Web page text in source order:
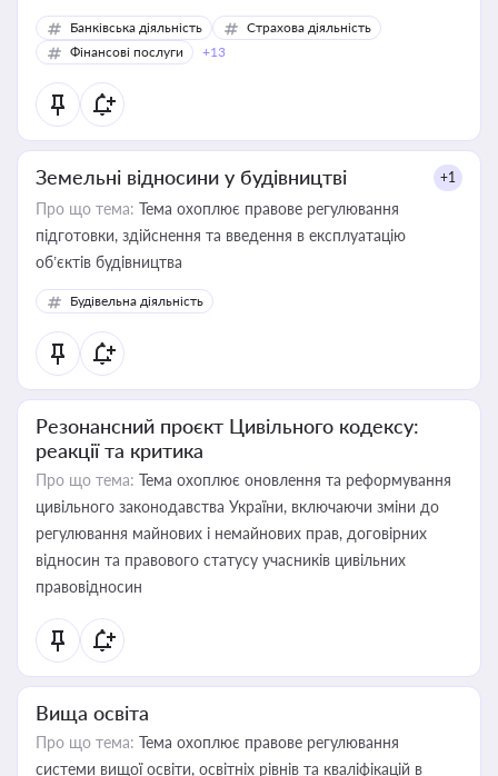
Банківська діяльність
Страхова діяльність
Фінансові послуги
+13
Земельні відносини у будівництві +1
Про що тема: Тема охоплює правове регулювання
підготовки, здійснення та введення в експлуатацію
об’єктів будівництва
Будівельна діяльність
Резонансний проєкт Цивільного кодексу:
реакції та критика
Про що тема: Тема охоплює оновлення та реформування
цивільного законодавства України, включаючи зміни до
регулювання майнових і немайнових прав, договірних
відносин та правового статусу учасників цивільних
правовідносин
Вища освіта
Про що тема: Тема охоплює правове регулювання
системи вищої освіти, освітніх рівнів та кваліфікацій в